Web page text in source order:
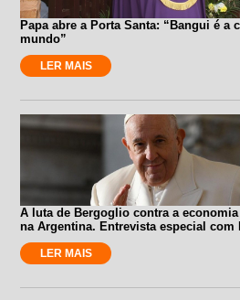
Papa abre a Porta Santa: “Bangui é a
mundo”
LER MAIS
A luta de Bergoglio contra a
na Argentina. Entrevista especial com
LER MAIS